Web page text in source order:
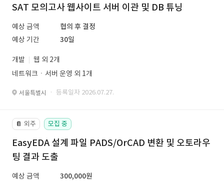
SAT 모의고사 웹사이트 서버 이관 및 DB 튜닝
예상 금액
협의 후 결정
예상 기간
30일
개발
웹 외 2개
네트워크ㆍ서버 운영 외 1개
서울특별시 · 등록일자 2026.07.27.
📔 외주 모집 중
EasyEDA 설계 파일 PADS/OrCAD 변환 및 오토라우
팅 결과 도출
예상 금액
300,000원